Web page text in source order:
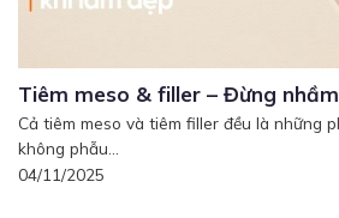
Tiêm meso & filler – Đừng
Cả tiêm meso và tiêm filler đều là những
không phẫu...
04/11/2025